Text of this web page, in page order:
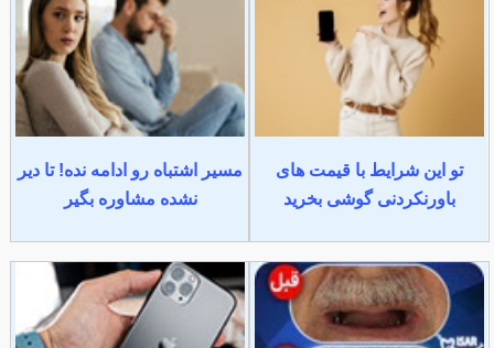
تو این شرایط با قیمت های
باورنکردنی گوشی بخرید
مسیر اشتباه رو ادامه نده! تا دیر
نشده مشاوره بگیر